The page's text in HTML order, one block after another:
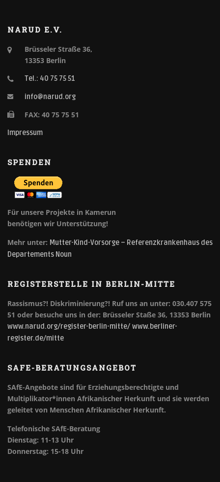
NARUD E.V.
Brüsseler Straße 36,
13353 Berlin
Tel.: 40 75 75 51
info@narud.org
FAX: 40 75 75 51
Impressum
SPENDEN
Für unsere Projekte in Kamerun
benötigen wir Unterstützung!
Mehr unter: Mutter-Kind-Vorsorge – Referenzkrankenhaus des
Departements Noun
REGISTERSTELLE IN BERLIN-MITTE
Rassismus?! Diskriminierung?! Ruf uns an unter: 030.407 575
51 oder besuche uns in der: Brüsseler Staße 36, 13353 Berlin
www.narud.org/register-berlin-mitte/ www.berliner-
register.de/mitte
SAFE-BERATUNGSANGEBOT
SAfE-Angebote sind für Erziehungsberechtigte und
Multiplikator*innen Afrikanischer Herkunft und sie werden
geleitet von Menschen Afrikanischer Herkunft.
Telefonische SAfE-Beratung
Dienstag: 11-13 Uhr
Donnerstag: 15-18 Uhr